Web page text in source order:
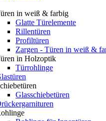
in weiß & farbig
Glatte Türelemente
Rillentüren
Profiltüren
Zargen - Türen in weiß &
in Holzoptik
Türrohlinge
Glasschiebetüren